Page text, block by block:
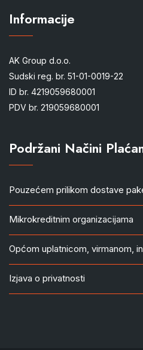
Informacije
AK Group d.o.o.
Sudski reg. br. 51-01-0019-22
ID br. 4219059680001
PDV br. 219059680001
Podržani Načini
Pouzećem prilikom dostave
Mikrokreditnim organizacijama
Općom uplatnicom, virmanom,
Izjava o privatnosti